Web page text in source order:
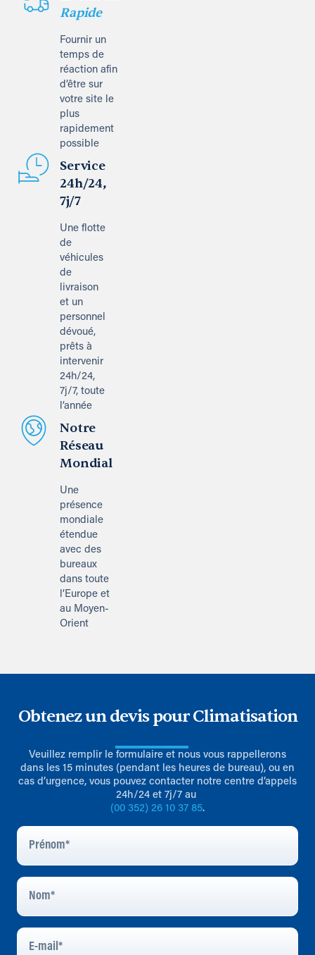
Rapide
Fournir un
temps de
réaction afin
d’être sur
votre site le
plus
rapidement
possible
Service
24h/24,
7j/7
Une flotte
de
véhicules
de
livraison
et un
personnel
dévoué,
prêts à
intervenir
24h/24,
7j/7, toute
l’année
Notre
Réseau
Mondial
Une
présence
mondiale
étendue
avec des
bureaux
dans toute
l’Europe et
au Moyen-
Orient
Obtenez un devis pour Climatisation
Veuillez remplir le formulaire et nous vous rappellerons
dans les 15 minutes (pendant les heures de bureau), ou en
cas d’urgence, vous pouvez contacter notre centre d’appels
24h/24 et 7j/7 au
(00 352) 26 10 37 85.
Prénom
Nom
E-
Mail*